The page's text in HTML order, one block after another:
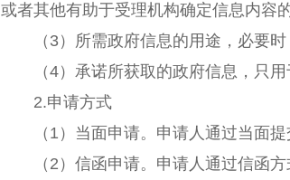
或者其他有助于受理机构确定信息内容
（ 3）所需政府信息的用途，必要
（4）承诺所获取的政府信息，只
2.申请方式
（ 1 ）当面申请。申请人通过当面
（ 2 ）信函申请。申请人通过信函